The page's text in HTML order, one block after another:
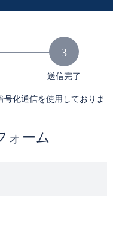
送信完了
号化通信を使用しておりま
ォーム